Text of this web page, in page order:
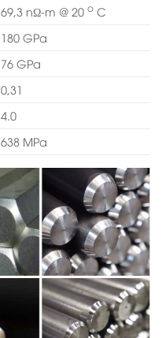
69,3 nΩ-m @ 20o C
180 GPa
76 GPa
0,31
4.0
638 MPa